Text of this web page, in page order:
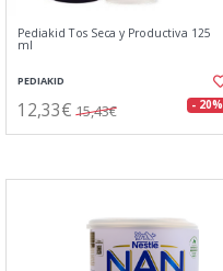
Pediakid Tos Seca y Productiva 125
ml
PEDIAKID
12,33€ 15,43€ - 20%